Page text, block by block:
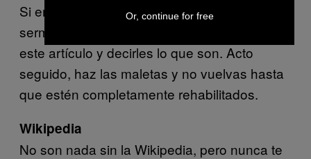
Si eres una víctima, estás en tu derecho de
sermonearles, explicarles letra por letra todo
este artículo y decirles lo que son. Acto
seguido, haz las maletas y no vuelvas hasta
que estén completamente rehabilitados.
Wikipedia
No son nada sin la Wikipedia, pero nunca te
Or, continue for free